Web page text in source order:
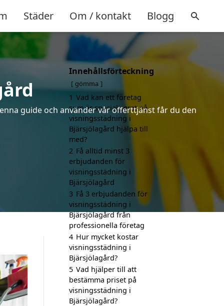
Städer Om / kontakt Blogg
guide och använder vår offerttjänst får du den
Innehållsförteckning
gömma
1 Vad kan ett företag
som är specialiserat på
visningsstädning i
Bjärsjölagård hjälpa till
med?
2 Få alltid minst 3
erbjudanden för
visningsstädning i
Bjärsjölagård
3 Få 3 erbjudanden för
visningsstädning i
Bjärsjölagård från
professionella företag
4 Hur mycket kostar
visningsstädning i
Bjärsjölagård?
5 Vad hjälper till att
bestämma priset på
visningsstädning i
Bjärsjölagård?